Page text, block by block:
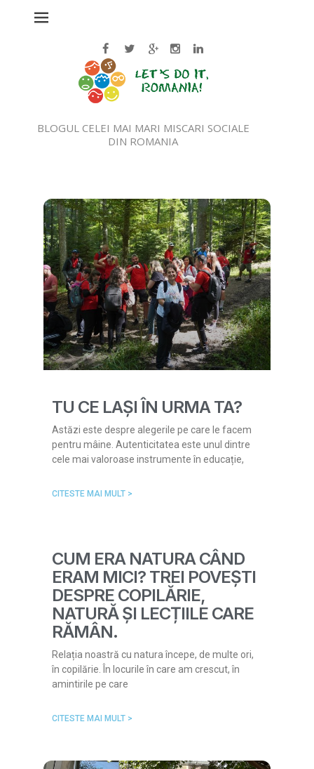
BLOGUL CELEI MAI MARI MISCARI SOCIALE
DIN ROMANIA
TU CE LAȘI ÎN URMA TA?
Astăzi este despre alegerile pe care le facem
pentru mâine. Autenticitatea este unul dintre
cele mai valoroase instrumente în educație,
CITESTE MAI MULT >
CUM ERA NATURA CÂND
ERAM MICI? TREI POVEȘTI
DESPRE COPILĂRIE,
NATURĂ ȘI LECȚIILE CARE
RĂMÂN.
Relația noastră cu natura începe, de multe ori,
în copilărie. În locurile în care am crescut, în
amintirile pe care
CITESTE MAI MULT >